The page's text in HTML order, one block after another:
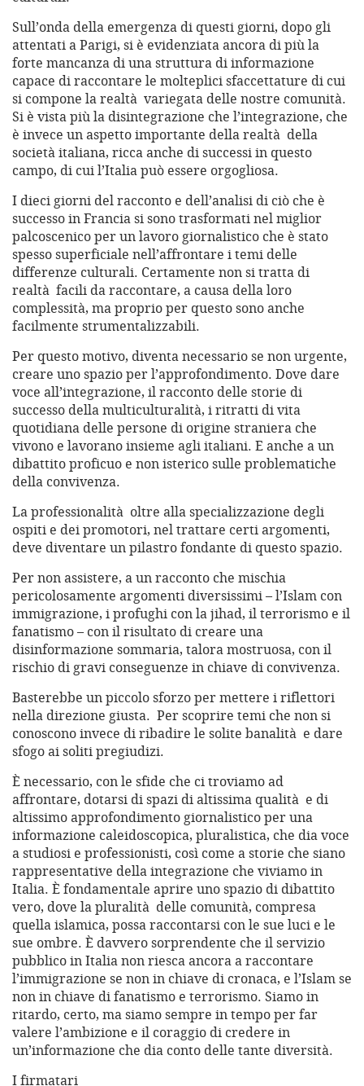
Sull’onda della emergenza di questi giorni, dopo gli
attentati a Parigi, si è evidenziata ancora di più la
forte mancanza di una struttura di informazione
capace di raccontare le molteplici sfaccettature di cui
si compone la realtà variegata delle nostre comunità.
Si è vista più la disintegrazione che l’integrazione, che
è invece un aspetto importante della realtà della
società italiana, ricca anche di successi in questo
campo, di cui l’Italia può essere orgogliosa.
I dieci giorni del racconto e dell’analisi di ciò che è
successo in Francia si sono trasformati nel miglior
palcoscenico per un lavoro giornalistico che è stato
spesso superficiale nell’affrontare i temi delle
differenze culturali. Certamente non si tratta di
realtà facili da raccontare, a causa della loro
complessità, ma proprio per questo sono anche
facilmente strumentalizzabili.
Per questo motivo, diventa necessario se non urgente,
creare uno spazio per l’approfondimento. Dove dare
voce all’integrazione, il racconto delle storie di
successo della multiculturalità, i ritratti di vita
quotidiana delle persone di origine straniera che
vivono e lavorano insieme agli italiani. E anche a un
dibattito proficuo e non isterico sulle problematiche
della convivenza.
La professionalità oltre alla specializzazione degli
ospiti e dei promotori, nel trattare certi argomenti,
deve diventare un pilastro fondante di questo spazio.
Per non assistere, a un racconto che mischia
pericolosamente argomenti diversissimi – l’Islam con
immigrazione, i profughi con la jihad, il terrorismo e il
fanatismo – con il risultato di creare una
disinformazione sommaria, talora mostruosa, con il
rischio di gravi conseguenze in chiave di convivenza.
Basterebbe un piccolo sforzo per mettere i riflettori
nella direzione giusta. Per scoprire temi che non si
conoscono invece di ribadire le solite banalità e dare
sfogo ai soliti pregiudizi.
È necessario, con le sfide che ci troviamo ad
affrontare, dotarsi di spazi di altissima qualità e di
altissimo approfondimento giornalistico per una
informazione caleidoscopica, pluralistica, che dia voce
a studiosi e professionisti, così come a storie che siano
rappresentative della integrazione che viviamo in
Italia. È fondamentale aprire uno spazio di dibattito
vero, dove la pluralità delle comunità, compresa
quella islamica, possa raccontarsi con le sue luci e le
sue ombre. È davvero sorprendente che il servizio
pubblico in Italia non riesca ancora a raccontare
l’immigrazione se non in chiave di cronaca, e l’Islam se
non in chiave di fanatismo e terrorismo. Siamo in
ritardo, certo, ma siamo sempre in tempo per far
valere l’ambizione e il coraggio di credere in
un’informazione che dia conto delle tante diversità.
I firmatari